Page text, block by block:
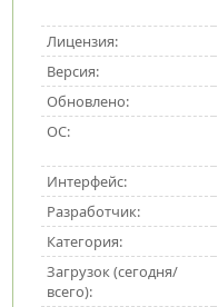
Лицензия:
Версия:
Обновлено:
ОС:
Интерфейс:
Разработчик:
Категория:
Загрузок (сегодня/
всего):